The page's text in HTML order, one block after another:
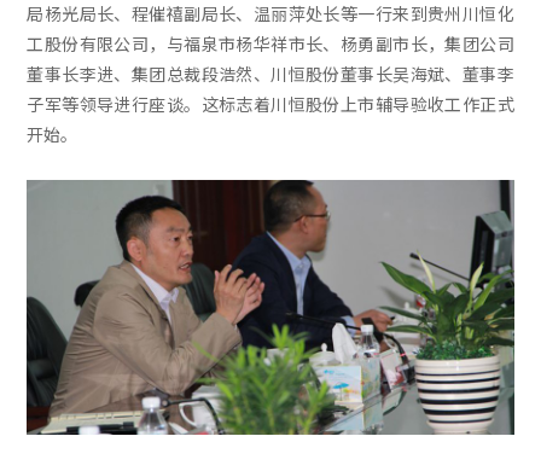
局杨光局长、程催禧副局长、温丽萍处长等一行来到贵州川恒化
工股份有限公司，与福泉市杨华祥市长、杨勇副市长，集团公司
董事长李进、集团总裁段浩然、川恒股份董事长吴海斌、董事李
子军等领导进行座谈。这标志着川恒股份上市辅导验收工作正式
开始。